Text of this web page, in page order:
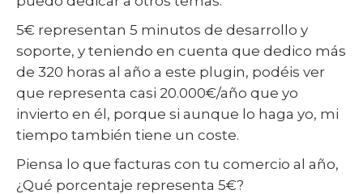
5€ representan 5 minutos de desarrollo y
soporte, y teniendo en cuenta que dedico más
de 320 horas al año a este plugin, podéis ver
que representa casi 20.000€/año que yo
invierto en él, porque si aunque lo haga yo, mi
tiempo también tiene un coste.
Piensa lo que facturas con tu comercio al año,
¿Qué porcentaje representa 5€?